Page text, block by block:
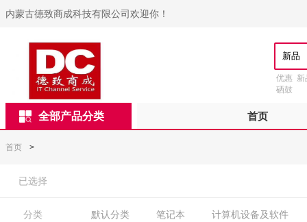
内蒙古德致商成科技有限公司欢迎你！
优惠 新
硒鼓
全部产品分类 首页
首页 >
已选择
分类 默认分类 笔记本 计算机设备及软件